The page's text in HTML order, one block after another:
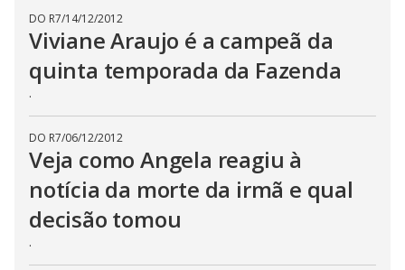
DO R7/14/12/2012
Viviane Araujo é a campeã da
quinta temporada da Fazenda
.
DO R7/06/12/2012
Veja como Angela reagiu à
notícia da morte da irmã e qual
decisão tomou
.